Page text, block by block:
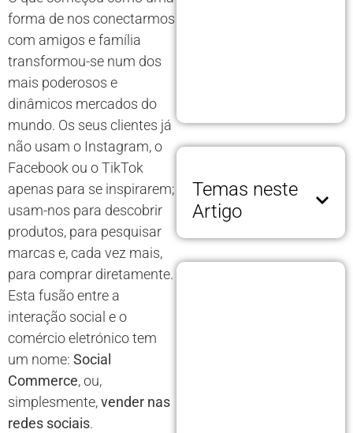
forma de nos conectarmos
com amigos e família
transformou-se num dos
mais poderosos e
dinâmicos mercados do
mundo. Os seus clientes já
não usam o Instagram, o
Facebook ou o TikTok
apenas para se inspirarem;
usam-nos para descobrir
produtos, para pesquisar
marcas e, cada vez mais,
para comprar diretamente.
Esta fusão entre a
interação social e o
comércio eletrónico tem
um nome: Social
Commerce, ou,
simplesmente,vender nas
redes sociais.
Temas neste
Artigo